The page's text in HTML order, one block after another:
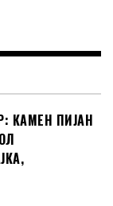
КАМЕН ПИЈАН